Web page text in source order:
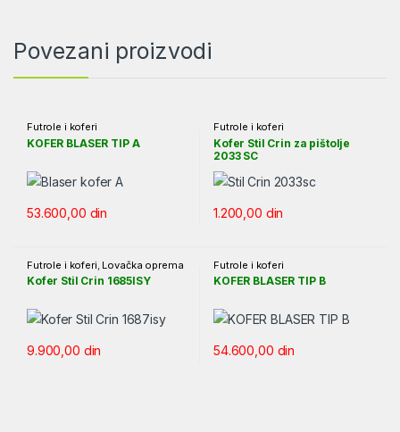
Povezani proizvodi
Futrole i koferi
KOFER BLASER TIP A
53.600,00 din
Futrole i koferi
Kofer Stil Crin za pištolje
2033 SC
1.200,00 din
Futrole i koferi Lovačka oprema
Kofer Stil Crin 1685ISY
9.900,00 din
Futrole i koferi
KOFER BLASER TIP B
54.600,00 din